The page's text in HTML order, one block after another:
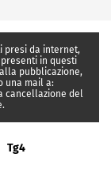
presi da internet,
in questi
pubblicazione,
una mail a:
cancellazione del
Tg4